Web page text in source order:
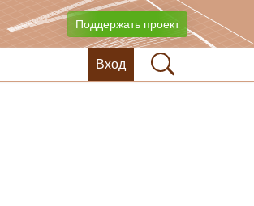
Поддержать проект
Вход